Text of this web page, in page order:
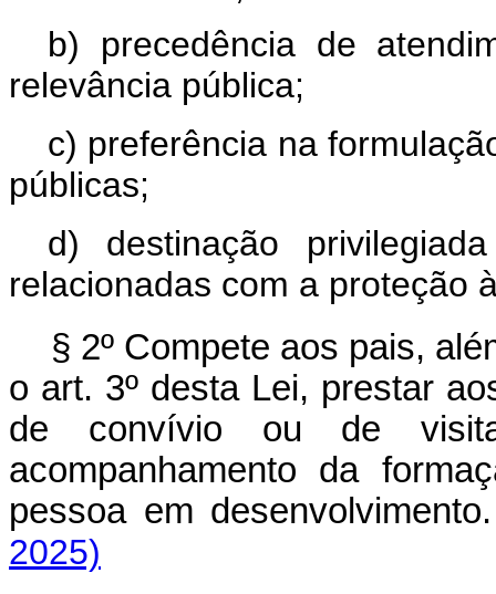
b) precedência de
relevância pública;
c) preferência na
públicas;
d) destinação
relacionadas com a proteção
§ 2º Compete aos pais,
o art. 3º desta Lei, prestar
de convívio ou de
acompanhamento da
pessoa em desenvolvimento.
2025)